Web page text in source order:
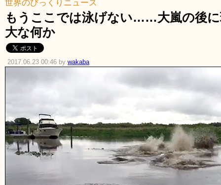
世界のびっくりニュース
もうここでは泳げない……大嵐の後
大な何か
2017.06.23 00:46 by wakaba